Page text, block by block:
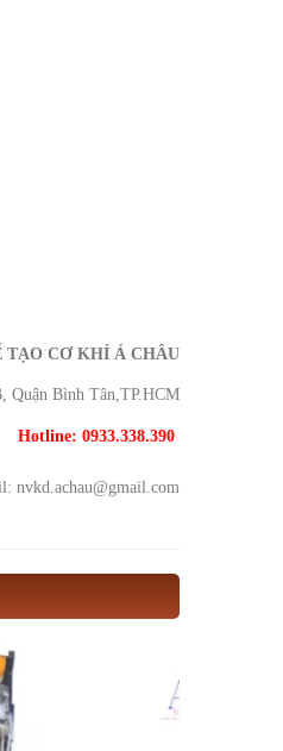
TẠO CƠ KHÍ Á CHÂU
Quận Bình Tân,TP.HCM
Hotline: 0933.338.390
nvkd.achau@gmail.com